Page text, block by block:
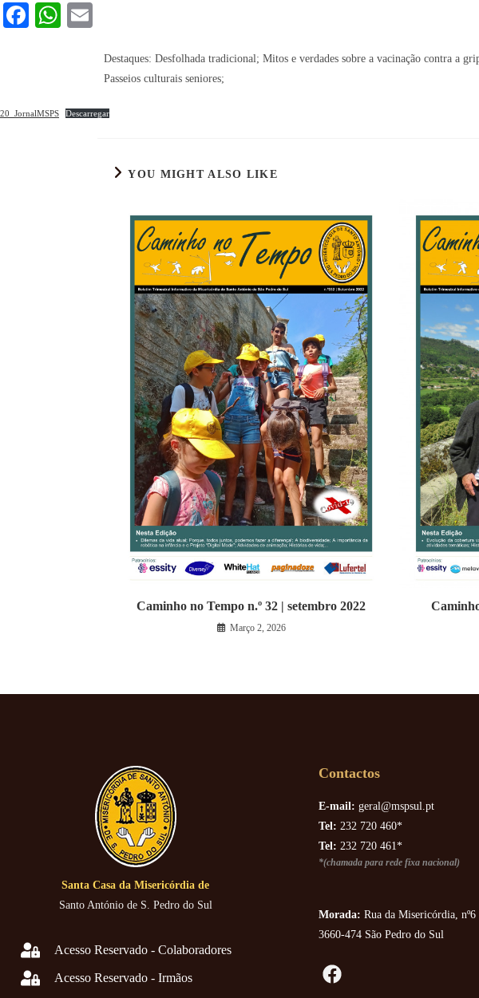
Fa W
pp
ail
Destaques: Desfolhada tradicional; Mitos e verdades sobre a vacinação contra a
Passeios culturais seniores;
20_JornalMSPS Descarregar
YOU MIGHT ALSO LIKE
Caminho no Tempo n.º 32 | setembro 2022
Março 2, 2026
Santa Casa da Misericórdia de
Santo António de S. Pedro do Sul
Acesso Reservado - Colaboradores
Acesso Reservado - Irmãos
Contactos
E-mail: geral@mspsul.pt
Tel: 232 720 460*
Tel: 232 720 461*
*(chamada para rede fixa nacional)
Morada: Rua da Misericórdia, nº6
3660-474 São Pedro do Sul